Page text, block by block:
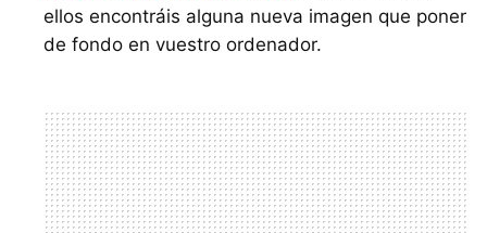
ellos encontráis alguna nueva imagen que poner
de fondo en vuestro ordenador.